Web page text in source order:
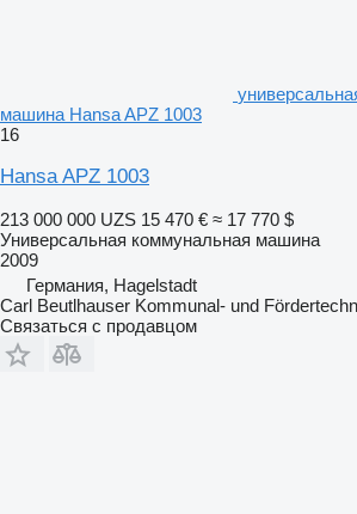
машина Hansa APZ 1003
16
Hansa APZ 1003
213 000 000 UZS 15 470 € ≈ 17 770 $
Универсальная коммунальная машина
2009
Германия, Hagelstadt
Carl Beutlhauser Kommunal- und
Связаться с продавцом